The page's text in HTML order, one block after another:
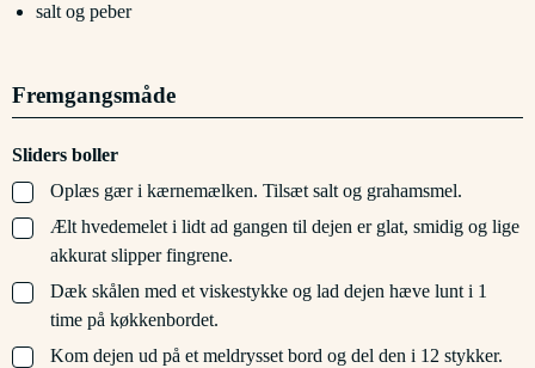
salt og peber
Fremgangsmåde
Sliders boller
▢
Oplæs gær i kærnemælken. Tilsæt salt og grahamsmel.
▢
Ælt hvedemelet i lidt ad gangen til dejen er glat, smidig og lige
akkurat slipper fingrene.
▢
Dæk skålen med et viskestykke og lad dejen hæve lunt i 1
time på køkkenbordet.
▢
Kom dejen ud på et meldrysset bord og del den i 12 stykker.